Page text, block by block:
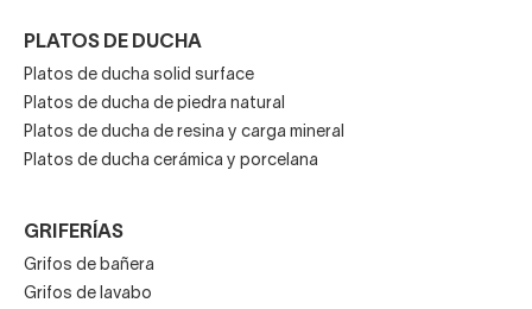
PLATOS DE DUCHA
Platos de ducha solid surface
Platos de ducha de piedra natural
Platos de ducha de resina y carga mineral
Platos de ducha cerámica y porcelana
GRIFERÍAS
Grifos de bañera
Grifos de lavabo